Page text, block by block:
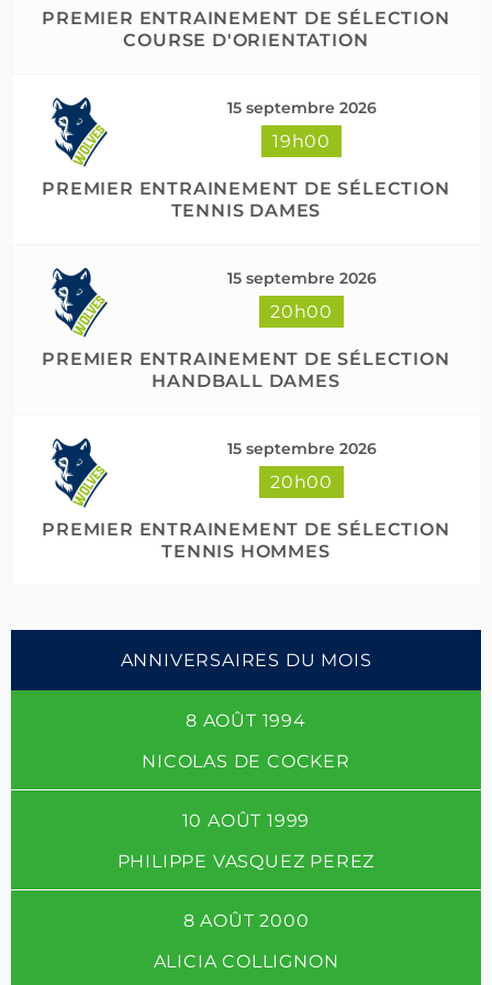
PREMIER ENTRAINEMENT DE SÉLECTION
COURSE D'ORIENTATION
15 septembre 2026
19h00
PREMIER ENTRAINEMENT DE SÉLECTION
TENNIS DAMES
15 septembre 2026
20h00
PREMIER ENTRAINEMENT DE SÉLECTION
HANDBALL DAMES
15 septembre 2026
20h00
PREMIER ENTRAINEMENT DE SÉLECTION
TENNIS HOMMES
ANNIVERSAIRES DU MOIS
8 AOÛT 1994
NICOLAS DE COCKER
10 AOÛT 1999
PHILIPPE VASQUEZ PEREZ
8 AOÛT 2000
ALICIA COLLIGNON